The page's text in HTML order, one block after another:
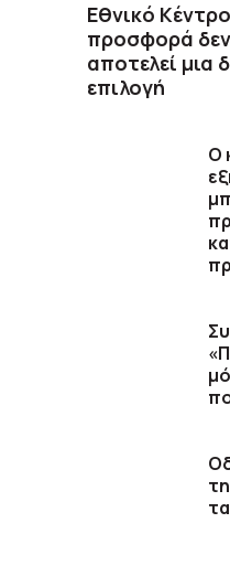
Εθνικό
προσφορά δεν
αποτελεί μια
επιλογή
Ο